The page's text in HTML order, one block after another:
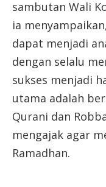
sambutan Wali
ia
dapat menjadi
dengan selalu
sukses menjadi
utama adalah
Qurani dan
mengajak agar
Ramadhan.